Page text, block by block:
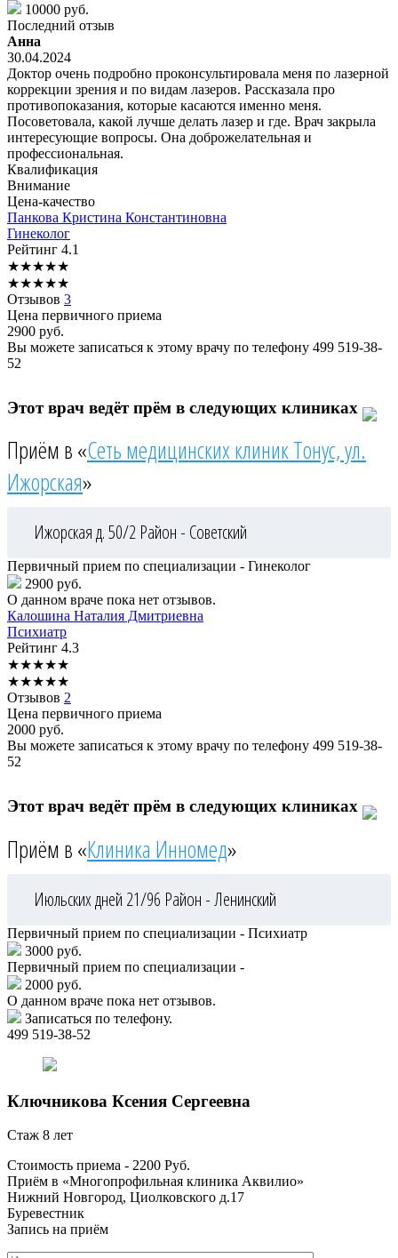
10000 руб.
Последний отзыв
Анна
30.04.2024
Доктор очень подробно проконсультировала меня по лазерной
коррекции зрения и по видам лазеров. Рассказала про
противопоказания, которые касаются именно меня.
Посоветовала, какой лучше делать лазер и где. Врач закрыла
интересующие вопросы. Она доброжелательная и
профессиональная.
Квалификация
Внимание
Цена-качество
Панкова Кристина Константиновна
Гинеколог
Рейтинг 4.1
★★★★★
★★★★★
Отзывов 3
Цена первичного приема
2900 руб.
Вы можете записаться к этому врачу по телефону 499 519-38-
52
Этот врач ведёт прём в следующих клиниках
Приём в «Сеть медицинских клиник Тонус, ул.
Ижорская»
Ижорская д. 50/2 Район - Советский
Первичный прием по специализации - Гинеколог
2900 руб.
О данном враче пока нет отзывов.
Калошина Наталия Дмитриевна
Психиатр
Рейтинг 4.3
★★★★★
★★★★★
Отзывов 2
Цена первичного приема
2000 руб.
Вы можете записаться к этому врачу по телефону 499 519-38-
52
Этот врач ведёт прём в следующих клиниках
Приём в «Клиника Инномед»
Июльских дней 21/96 Район - Ленинский
Первичный прием по специализации - Психиатр
3000 руб.
Первичный прием по специализации -
2000 руб.
О данном враче пока нет отзывов.
Записаться по телефону.
499 519-38-52
Ключникова Ксения Сергеевна
Стаж 8 лет
Стоимость приема - 2200 Руб.
Приём в «Многопрофильная клиника Аквилио»
Нижний Новгород, Циолковского д.17
Буревестник
Запись на приём